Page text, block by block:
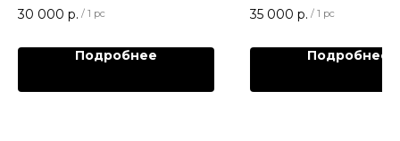
30 000 р. / 1 pc
Подробнее
35 000 р. / 1 pc
Подробнее